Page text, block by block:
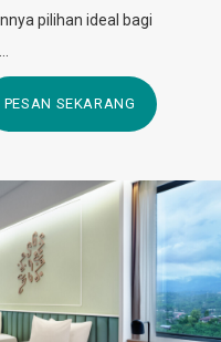
pilihan ideal bagi
PESAN SEKARANG